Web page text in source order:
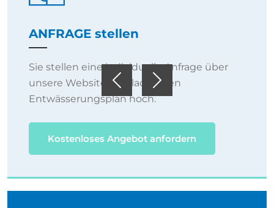
PreviousNext
ANFRAGE stellen
Sie stellen eine individuelle Anfrage über
unsere Website und laden den
Entwässerungsplan hoch.
Kostenloses Angebot anfordern